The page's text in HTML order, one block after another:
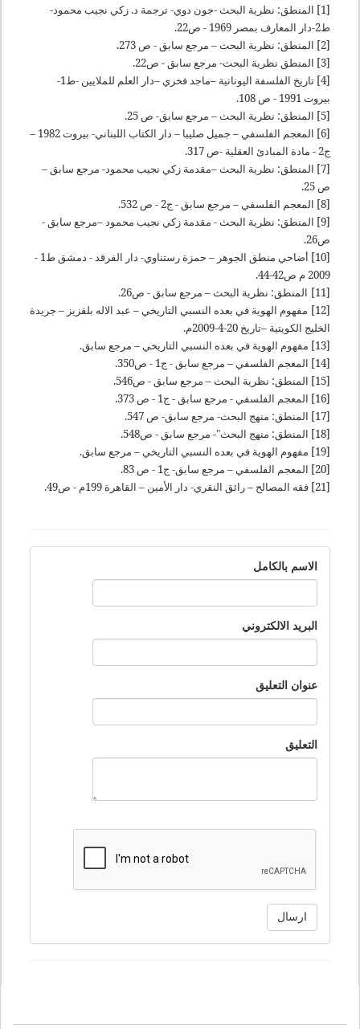
[1] المنطق: نظرية البحث -جون دوي- ترجمة د. زكي نجيب محمود-
ط2-دار المعارف بمصر 1969 - ص22.
[2] المنطق: نظرية البحث – مرجع سابق - ص 273.
[3] المنطق نظرية البحث- مرجع سابق - ص22.
[4] تاريخ الفلسفة اليونانية –ماجد فخري –دار العلم للملايين -ط1-
بيروت 1991 - ص 108.
[5] المنطق: نظرية البحث – مرجع سابق- ص 25.
[6] المعجم الفلسفي – جميل صليبا – دار الكتاب اللبناني- بيروت 1982 –
ج2 - مادة المبادئ العقلية -ص 317.
[7] المنطق: نظرية البحث –مقدمة زكي نجيب محمود- مرجع سابق –
ص 25.
[8] المعجم الفلسفي – مرجع سابق - ج2 - ص 532.
[9] المنطق: نظرية البحث - مقدمة زكي نجيب محمود –مرجع سابق -
ص26.
[10] أضاحي منطق الجوهر – حمزة رستناوي- دار الفرقد - دمشق ط1 -
2009 م ص42-44.
[11] المنطق: نظرية البحث – مرجع سابق - ص26.
[12] مفهوم الهوية في بعده النسبي التاريخي – عبد الاله بلقزيز – جريدة
الخليج الكويتية –تاريخ 20-4-2009م.
[13] مفهوم الهوية في بعده النسبي التاريخي – مرجع سابق.
[14] المعجم الفلسفي – مرجع سابق - ج1 - ص350.
[15] المنطق: نظرية البحث – مرجع سابق - ص546.
[16] المعجم الفلسفي - مرجع سابق - ج1 - ص 373.
[17] المنطق: منهج البحث- مرجع سابق- ص 547.
[18] المنطق: منهج البحث"- مرجع سابق - ص548.
[19] مفهوم الهوية في بعده النسبي التاريخي – مرجع سابق.
[20] المعجم الفلسفي – مرجع سابق- ج1 - ص 83.
[21] فقه المصالح – رائق النقري- دار الأمين – القاهرة 199م - ص49.
الاسم بالكامل
البريد الالكتروني
عنوان التعليق
التعليق
ارسال